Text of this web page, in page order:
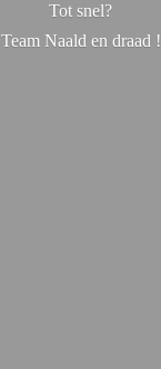
Tot snel?
Team Naald en draad !